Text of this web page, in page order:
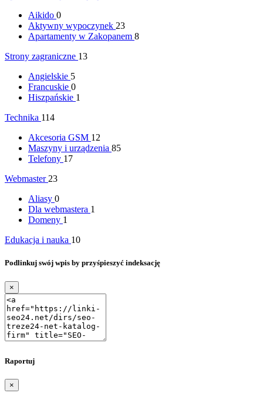
Aikido 0
Aktywny wypoczynek 23
Apartamenty w Zakopanem 8
Strony zagraniczne 13
Angielskie 5
Francuskie 0
Hiszpańskie 1
Technika 114
Akcesoria GSM 12
Maszyny i urządzenia 85
Telefony 17
Webmaster 23
Aliasy 0
Dla webmastera 1
Domeny 1
Edukacja i nauka 10
Podlinkuj swój wpis by przyśpieszyć indeksację
×
Raportuj
×